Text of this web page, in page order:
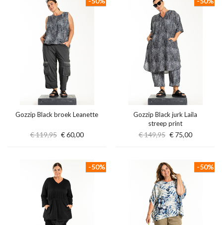
Gozzip Black broek Leanette
€ 119,95 € 60,00
Gozzip Black jurk Laila
streep print
€ 149,95 € 75,00
-50% -50%